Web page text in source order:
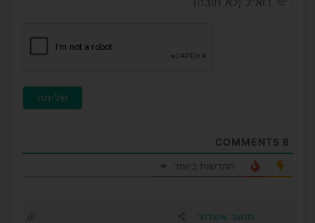
8
החדשות ביותר
תושב אשדוד